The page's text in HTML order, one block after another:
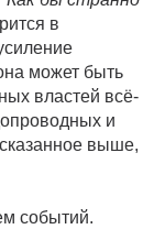
в
может быть
властей всё-
и
выше,
событий.